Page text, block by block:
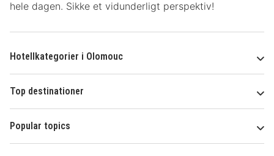
hele dagen. Sikke et vidunderligt perspektiv!
Hotellkategorier i Olomouc
Top destinationer
Popular topics